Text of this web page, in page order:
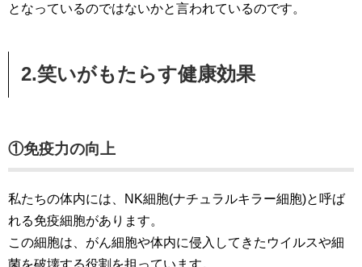
となっているのではないかと言われているのです。
2.笑いがもたらす健康効果
①免疫力の向上
私たちの体内には、NK細胞(ナチュラルキラー細胞)と呼ば
れる免疫細胞があります。
この細胞は、がん細胞や体内に侵入してきたウイルスや細
菌を破壊する役割を担っています。